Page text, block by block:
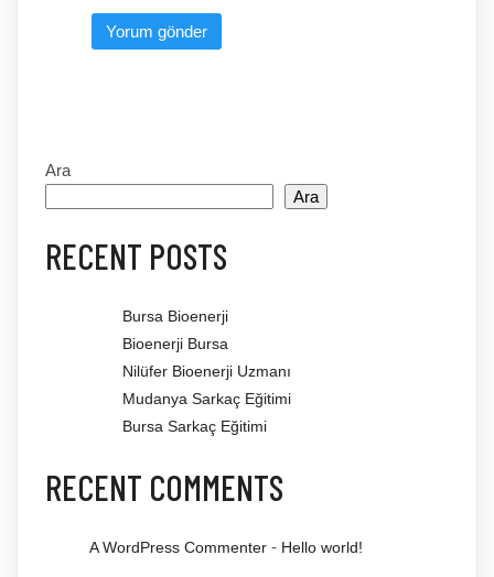
Ara
Ara
RECENT POSTS
Bursa Bioenerji
Bioenerji Bursa
Nilüfer Bioenerji Uzmanı
Mudanya Sarkaç Eğitimi
Bursa Sarkaç Eğitimi
RECENT COMMENTS
A WordPress Commenter - Hello world!